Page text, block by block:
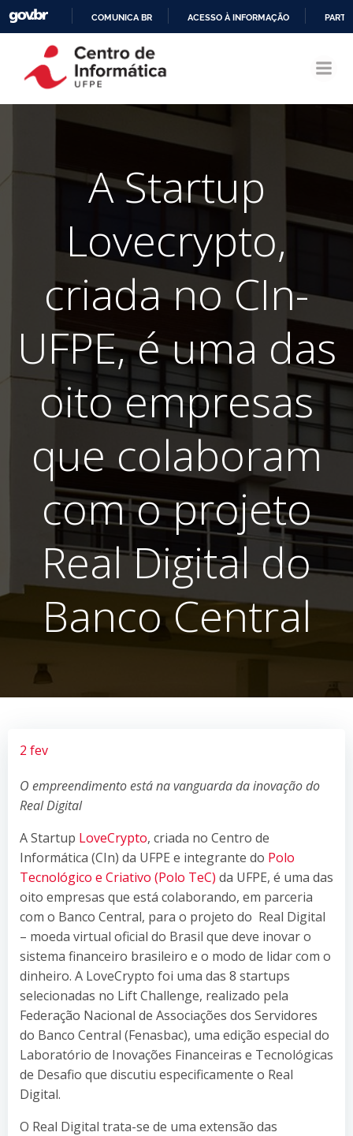
CONTEÚDO
COMUNICA BR ACESSO À INFORMAÇÃO
A Startup
Lovecrypto,
criada no CIn-
UFPE, é uma das
oito empresas
que colaboram
com o projeto
Real Digital do
Banco Central
2 fev
O empreendimento está na vanguarda da inovação do
Real Digital
A Startup LoveCrypto, criada no Centro de
Informática (CIn) da UFPE e integrante do Polo
Tecnológico e Criativo (Polo TeC) da UFPE, é uma das
oito empresas que está colaborando, em parceria
com o Banco Central, para o projeto do Real Digital
– moeda virtual oficial do Brasil que deve inovar o
sistema financeiro brasileiro e o modo de lidar com o
dinheiro. A LoveCrypto foi uma das 8 startups
selecionadas no Lift Challenge, realizado pela
Federação Nacional de Associações dos Servidores
do Banco Central (Fenasbac), uma edição especial do
Laboratório de Inovações Financeiras e Tecnológicas
de Desafio que discutiu especificamente o Real
Digital.
O Real Digital trata-se de uma extensão das